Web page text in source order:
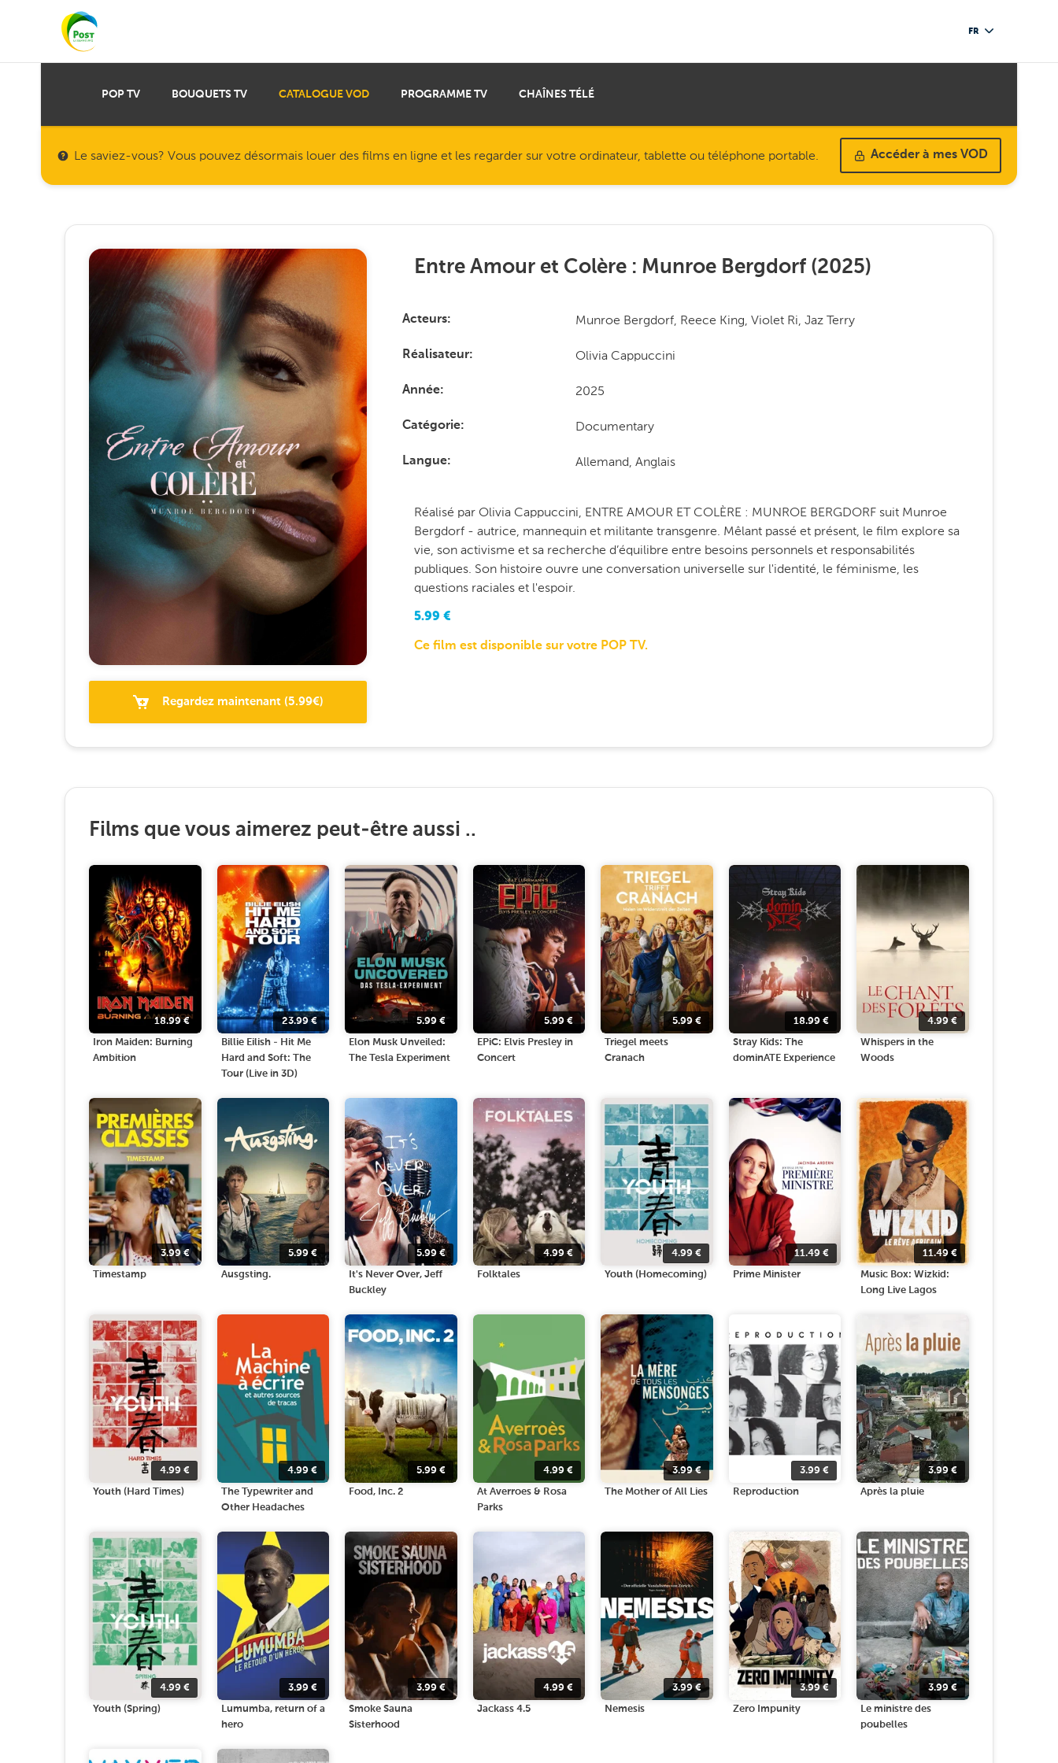
FR
POP TV BOUQUETS TV CATALOGUE VOD PROGRAMME TV CHAÎNES TÉLÉ
Le saviez-vous? Vous pouvez désormais louer des films en ligne et les regarder sur votre ordinateur, tablette ou téléphone portable. Accéder à mes VOD
Regardez maintenant (5.99€)
Entre Amour et Colère : Munroe Bergdorf (2025)
Acteurs Munroe Bergdorf, Reece King, Violet Ri, Jaz Terry
Réalisateur Olivia Cappuccini
Année 2025
Catégorie Documentary
Langue Allemand, Anglais
Réalisé par Olivia Cappuccini, ENTRE AMOUR ET COLÈRE : MUNROE BERGDORF suit Munroe
Bergdorf - autrice, mannequin et militante transgenre. Mêlant passé et présent, le film explore sa
vie, son activisme et sa recherche d’équilibre entre besoins personnels et responsabilités
publiques. Son histoire ouvre une conversation universelle sur l'identité, le féminisme, les
questions raciales et l'espoir.
5.99 €
Ce film est disponible sur votre POP TV.
Films que vous aimerez peut-être aussi ..
18.99€
Iron Maiden: Burning
Ambition
23.99€
Billie Eilish - Hit Me
Hard and Soft: The
Tour (Live in 3D)
5.99€
Elon Musk Unveiled:
The Tesla Experiment
5.99 €
EPiC: Elvis Presley in
Concert
5.99€
Triegel meets
Cranach
18.99 €
Stray Kids: The
dominATE Experience
4.99€
Whispers in the
Woods
3.99€
Timestamp
5.99 €
Ausgsting.
5.99€
It's Never Over, Jeff
Buckley
4.99 €
Folktales
4.99€
Youth (Homecoming)
11.49 €
Prime Minister
11.49€
Music Box: Wizkid:
Long Live Lagos
4.99€
Youth (Hard Times)
4.99 €
The Typewriter and
Other Headaches
5.99€
Food, Inc. 2
4.99 €
At Averroes & Rosa
Parks
3.99€
The Mother of All Lies
3.99 €
Reproduction
3.99€
Après la pluie
4.99€
Youth (Spring)
3.99 €
Lumumba, return of a
hero
3.99€
Smoke Sauna
Sisterhood
4.99 €
Jackass 4.5
3.99€
Nemesis
3.99€
Zero Impunity
3.99€
Le ministre des
poubelles